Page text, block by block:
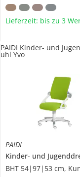
Lieferzeit: bis zu 3
PAIDI
PAIDI Kinder- und
uhl Yvo